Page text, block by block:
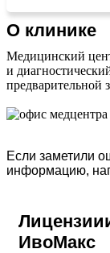
О клинике
Медицинский
и
предварительной
Если заметили
информацию,
ИвоМакс